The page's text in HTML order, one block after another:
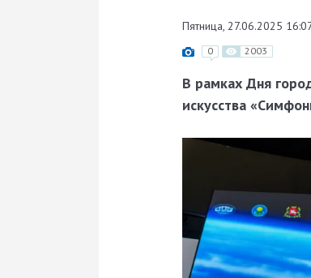
Пятница, 27.06.2025
0 2003
В рамках Дня
искусства